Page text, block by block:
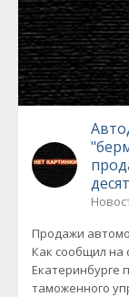
Продажи
Как сообщил на
Екатеринбурге
таможенного